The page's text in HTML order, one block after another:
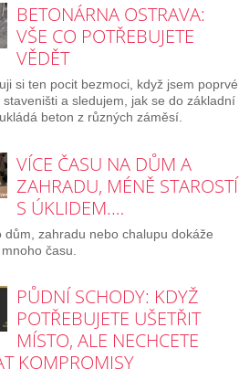
BETONÁRNA OSTRAVA:
VŠE CO POTŘEBUJETE
VĚDĚT
si ten pocit bezmoci, když jsem poprvé
staveništi a sledujem, jak se do základní
beton z různých záměsí.
VÍCE ČASU NA DŮM A
ZAHRADU, MÉNĚ STAROSTÍ
S ÚKLIDEM.…
dům, zahradu nebo chalupu dokáže
času.
PŮDNÍ SCHODY: KDYŽ
POTŘEBUJETE UŠETŘIT
MÍSTO, ALE NECHCETE
KOMPROMISY